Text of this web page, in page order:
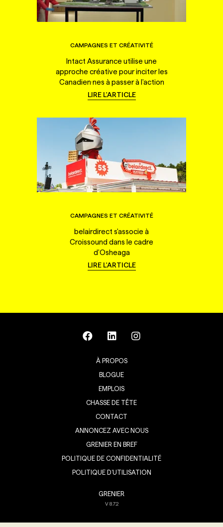
CAMPAGNES ET CRÉATIVITÉ
Intact Assurance utilise une
approche créative pour inciter les
Canadien·nes à passer à l'action
LIRE L'ARTICLE
CAMPAGNES ET CRÉATIVITÉ
belairdirect s'associe à
Croissound dans le cadre
d'Osheaga
LIRE L'ARTICLE
À PROPOS
BLOGUE
EMPLOIS
CHASSE DE TÊTE
CONTACT
ANNONCEZ AVEC NOUS
GRENIER EN BREF
POLITIQUE DE CONFIDENTIALITÉ
POLITIQUE D’UTILISATION
GRENIER
V8.7.2